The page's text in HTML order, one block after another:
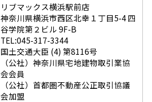
リブマックス横浜駅前店
神奈川県横浜市西区北幸１丁目5-4 四
谷学院第２ビル 9F-B
TEL:045-317-3344
国土交通大臣 (4) 第8116号
（公社）神奈川県宅地建物取引業協
会会員
（公社）首都圏不動産公正取引協議
会加盟